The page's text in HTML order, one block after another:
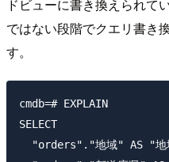
ドビューに書き換えられて
ではない段階でクエリ書き
す。
cmdb=# EXPLAIN
SELECT
"orders"."地域" AS "地